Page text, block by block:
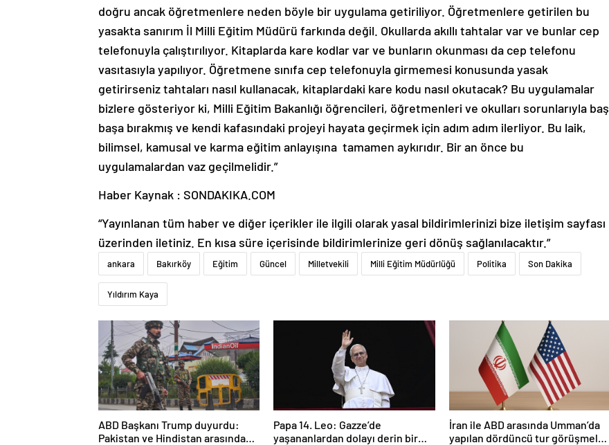
doğru ancak öğretmenlere neden böyle bir uygulama getiriliyor. Öğretmenlere getirilen bu
yasakta sanırım İl Milli Eğitim Müdürü farkında değil. Okullarda akıllı tahtalar var ve bunlar cep
telefonuyla çalıştırılıyor. Kitaplarda kare kodlar var ve bunların okunması da cep telefonu
vasıtasıyla yapılıyor. Öğretmene sınıfa cep telefonuyla girmemesi konusunda yasak
getirirseniz tahtaları nasıl kullanacak, kitaplardaki kare kodu nasıl okutacak? Bu uygulamalar
bizlere gösteriyor ki, Milli Eğitim Bakanlığı öğrencileri, öğretmenleri ve okulları sorunlarıyla baş
başa bırakmış ve kendi kafasındaki projeyi hayata geçirmek için adım adım ilerliyor. Bu laik,
bilimsel, kamusal ve karma eğitim anlayışına tamamen aykırıdır. Bir an önce bu
uygulamalardan vaz geçilmelidir.”
Haber Kaynak : SONDAKIKA.COM
“Yayınlanan tüm haber ve diğer içerikler ile ilgili olarak yasal bildirimlerinizi bize iletişim sayfası
üzerinden iletiniz. En kısa süre içerisinde bildirimlerinize geri dönüş sağlanılacaktır.”
ankara Bakırköy Eğitim Güncel Milletvekili Milli Eğitim Müdürlüğü Politika Son Dakika
Yıldırım Kaya
ABD Başkanı Trump duyurdu:
Pakistan ve Hindistan arasında
Papa 14. Leo: Gazze’de
yaşananlardan dolayı derin bir
İran ile ABD arasında Umman’da
yapılan dördüncü tur görüşmeler